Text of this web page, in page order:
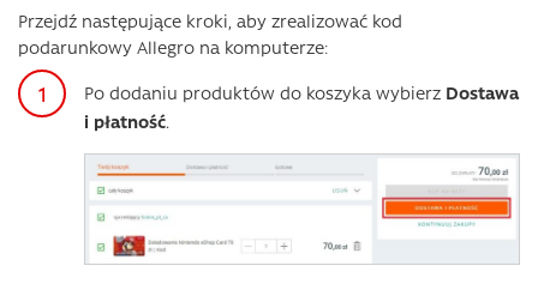
Przejdź następujące kroki, aby zrealizować kod
podarunkowy Allegro na komputerze:
Po dodaniu produktów do koszyka wybierz Dostawa
i płatność.